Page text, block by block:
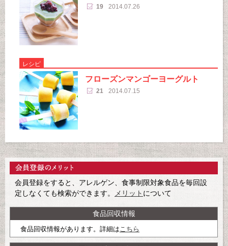
19 2014.07.26
レシピ
フローズンマンゴーヨーグルト
21 2014.07.15
会員登録をすると、アレルゲン、食事制限対象食品を毎回設
定しなくても検索ができます。
メリット について
食品回収情報
食品回収情報があります。詳細は こちら